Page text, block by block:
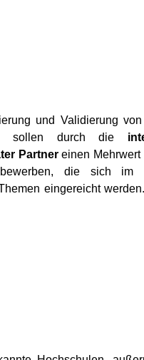
und Validierung
sollen durch die
Partner einen Mehrwert
die sich im
eingereicht